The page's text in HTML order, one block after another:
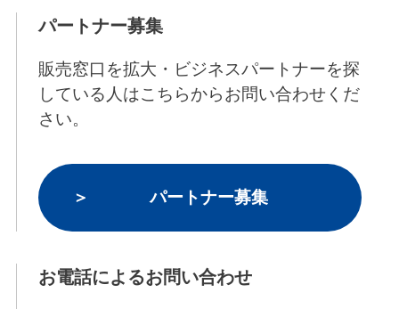
パートナー募集
販売窓口を拡大・ビジネスパートナーを探
している人はこちらからお問い合わせくだ
さい。
パートナー募集
お電話によるお問い合わせ